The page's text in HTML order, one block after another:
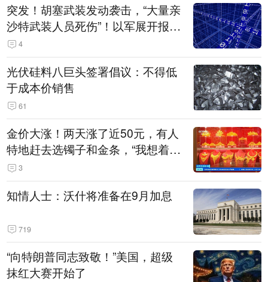
突发！胡塞武装发动袭击，“大量亲
沙特武装人员死伤”！以军展开报复
性空袭
4
光伏硅料八巨头签署倡议：不得低
于成本价销售
61
金价大涨！两天涨了近50元，有人
特地赶去选镯子和金条，“我想着买
起来可以保值，小批量进一些货”
3
知情人士：沃什将准备在9月加息
719
“向特朗普同志致敬！”美国，超级
抹红大赛开始了